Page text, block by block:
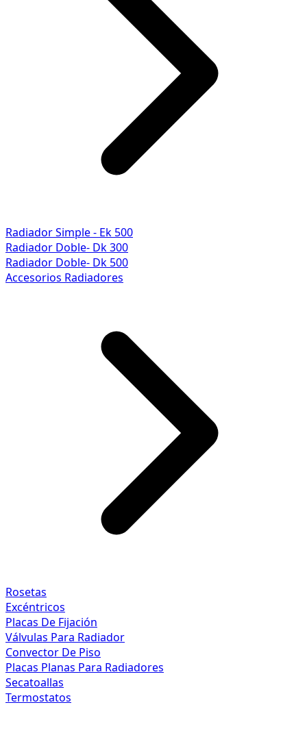
Radiador Simple - Ek 500
Radiador Doble- Dk 300
Radiador Doble- Dk 500
Accesorios Radiadores
Rosetas
Excéntricos
Placas De Fijación
Válvulas Para Radiador
Convector De Piso
Placas Planas Para Radiadores
Secatoallas
Termostatos